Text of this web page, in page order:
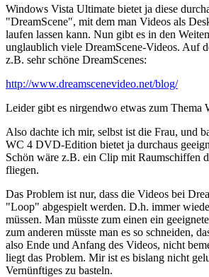
Windows Vista Ultimate bietet ja diese
"DreamScene", mit dem man Videos als
laufen lassen kann. Nun gibt es in den
unglaublich viele DreamScene-Videos. Auf
z.B. sehr schöne DreamScenes:
http://www.dreamscenevideo.net/blog/
Leider gibt es nirgendwo etwas zum Thema
Also dachte ich mir, selbst ist die Frau, und
WC 4 DVD-Edition bietet ja durchaus
Schön wäre z.B. ein Clip mit Raumschiffen
fliegen.
Das Problem ist nur, dass die Videos bei
"Loop" abgespielt werden. D.h. immer
müssen. Man müsste zum einen ein
zum anderen müsste man es so schneiden,
also Ende und Anfang des Videos, nicht
liegt das Problem. Mir ist es bislang nicht
Vernünftiges zu basteln.